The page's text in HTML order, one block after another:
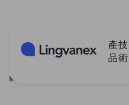
產
品
技
術
家